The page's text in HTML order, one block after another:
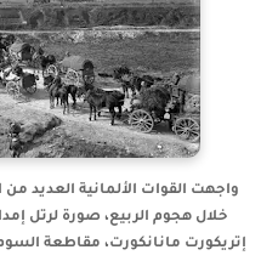
واجهت القوات الألمانية العديد